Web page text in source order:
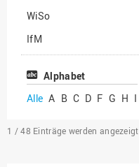
WiSo
IfM
Sonstige
Alphabet
Alle A B C D F G H I
1 / 48 Einträge werden angezeigt